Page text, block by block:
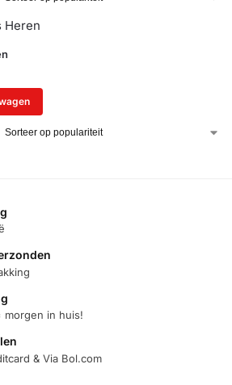
morgen in huis!
& Via Bol.com